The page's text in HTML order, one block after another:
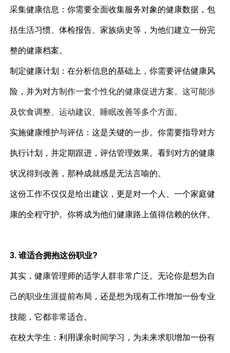
采集健康信息：你需要全面收集服务对象的健康数据，包
括生活习惯、体检报告、家族病史等，为他们建立一份完
整的健康档案。
制定健康计划：在分析信息的基础上，你需要评估健康风
险，并为对方制作一套个性化的健康促进方案。这可能涉
及饮食调整、运动建议、睡眠改善等多个方面。
实施健康维护与评估：这是关键的一步。你需要指导对方
执行计划，并定期跟进，评估管理效果。看到对方的健康
状况得到改善，那种成就感是无法言喻的。
这份工作不仅仅是给出建议，更是对一个人、一个家庭健
康的全程守护。你将成为他们健康路上值得信赖的伙伴。
3. 谁适合拥抱这份职业?
其实，健康管理师的适学人群非常广泛。无论你是想为自
己的职业生涯提前布局，还是想为现有工作增加一份专业
技能，它都非常适合。
在校大学生：利用课余时间学习，为未来求职增加一份有